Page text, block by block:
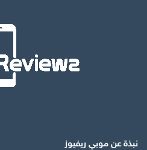
نبذة عن موبي ريفيوز